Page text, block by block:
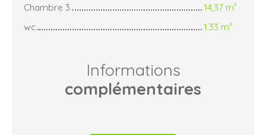
Chambre 3
14,37 m²
wc
1.33 m²
Informations
complémentaires